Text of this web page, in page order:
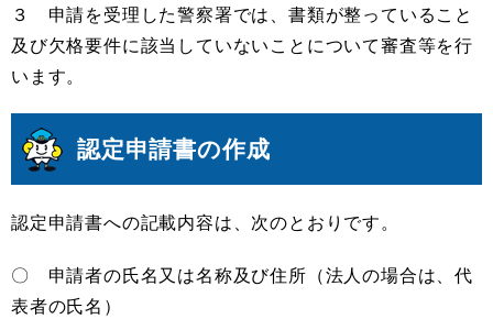
３ 申請を受理した警察署では、書類が整っていること
及び欠格要件に該当していないことについて審査等を行
います。
認定申請書の作成
認定申請書への記載内容は、次のとおりです。
〇 申請者の氏名又は名称及び住所（法人の場合は、代
表者の氏名）